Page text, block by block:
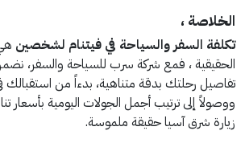
الخلاصة ،
تكلفة السفر والسياحة في فيتنام لشخصين
الحقيقية ، فمع شركة سرب للسياحة والسفر،
تفاصيل رحلتك بدقة متناهية، بدءاً من استقبالك
ووصولاً إلى ترتيب أجمل الجولات اليومية
زيارة شرق آسيا حقيقة ملموسة.